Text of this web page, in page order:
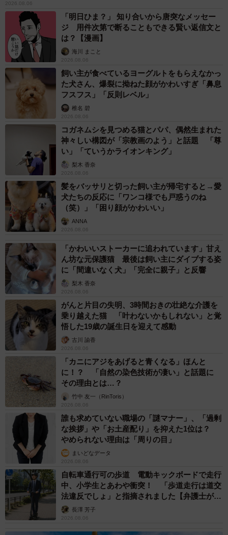
2026.08.06
「明日ひま？」 知り合いから唐突なメッセー
ジ 用件次第で断ることもできる賢い返信文と
は？【漫画】
海川 まこと
2026.08.06
飼い主が食べているヨーグルトをもらえなかっ
た犬さん、爆裂に拗ねた顔がかわいすぎ「鼻息
フスフス」「反則レベル」
椎名 碧
2026.08.06
コガネムシを見つめる猫とパパ、偶然生まれた
神々しい構図が「宗教画のよう」と話題 「尊
い」「ていうかライオンキング」
梨木 香奈
2026.08.06
髪をバッサリと切った飼い主が帰宅すると→愛
犬たちの反応に「ワンコ様でも戸惑うのね
（笑）」「困り顔がかわいい」
ANNA
2026.08.06
「かわいいストーカーに追われています」甘え
ん坊な元保護猫 最後は飼い主にダイブする姿
に「間違いなく犬」「完全に親子」と反響
梨木 香奈
2026.08.06
がんと片目の失明、3時間おきの壮絶な介護を
乗り越えた猫 「叶わないかもしれない」と覚
悟した19歳の誕生日を迎えて感動
古川 諭香
2026.08.06
「カニにアジをあげると青くなる」ほんと
に！？ 「自然の染色技術が凄い」と話題に
その理由とは…？
竹中 友一（RinToris）
2026.08.06
誰も求めていない職場の「謎マナー」、「過剰
な挨拶」や「お土産配り」を抑えた1位は？
やめられない理由は「周りの目」
まいどなデータ
2026.08.06
自転車通行可の歩道 電動キックボードで走行
中、小学生とあわや衝突！ 「歩道走行は道交
法違反でしょ」と指摘されました【弁護士が解
説】長澤 芳子
2026.08.06